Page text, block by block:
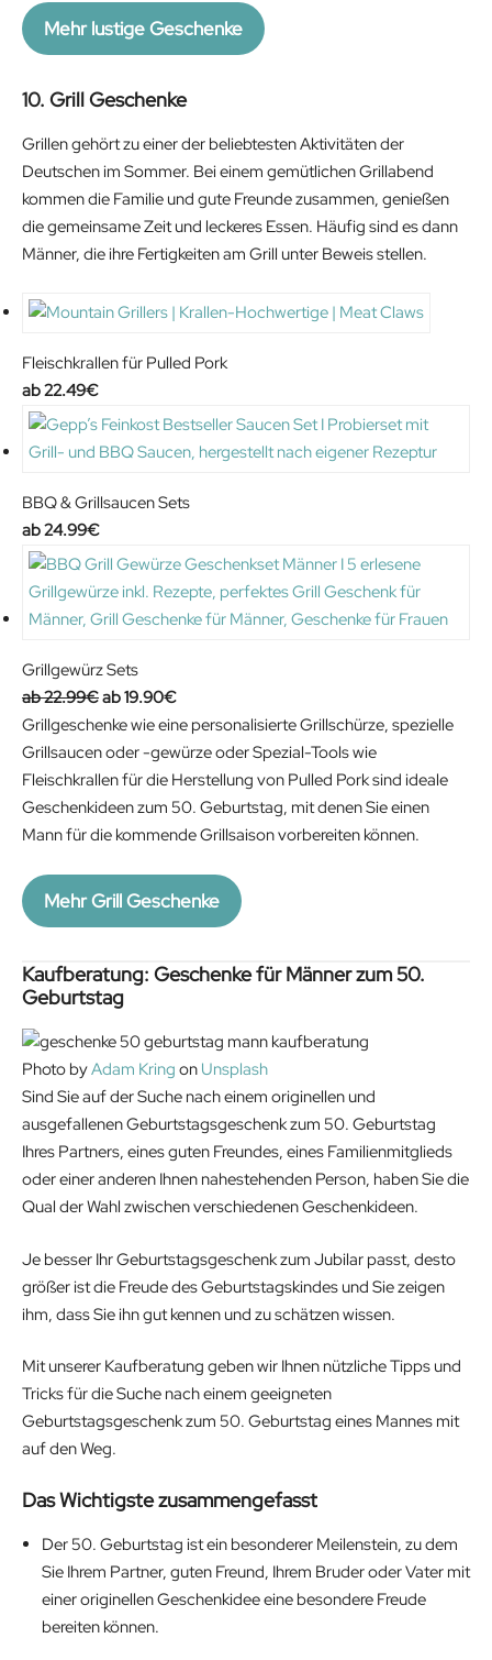
Mehr lustige Geschenke
10. Grill Geschenke
Grillen gehört zu einer der beliebtesten Aktivitäten der
Deutschen im Sommer. Bei einem gemütlichen Grillabend
kommen die Familie und gute Freunde zusammen, genießen
die gemeinsame Zeit und leckeres Essen. Häufig sind es dann
Männer, die ihre Fertigkeiten am Grill unter Beweis stellen.
Fleischkrallen für Pulled Pork
22.49€
BBQ & Grillsaucen Sets
24.99€
Grillgewürz Sets
22.99€O
r
i
g
i
n
l
i
c
w
a
s
:
2
2
.
19.90€C
u
r
r
e
n
c
s
1
9
.
9
0
Grillgeschenke wie eine personalisierte Grillschürze, spezielle
Grillsaucen oder -gewürze oder Spezial-Tools wie
Fleischkrallen für die Herstellung von Pulled Pork sind ideale
Geschenkideen zum 50. Geburtstag, mit denen Sie einen
Mann für die kommende Grillsaison vorbereiten können.
Mehr Grill Geschenke
Kaufberatung: Geschenke für Männer zum 50.
Geburtstag
Photo byAdam Kring on Unsplash
Sind Sie auf der Suche nach einem originellen und
ausgefallenen Geburtstagsgeschenk zum 50. Geburtstag
Ihres Partners, eines guten Freundes, eines Familienmitglieds
oder einer anderen Ihnen nahestehenden Person, haben Sie die
Qual der Wahl zwischen verschiedenen Geschenkideen.
Je besser Ihr Geburtstagsgeschenk zum Jubilar passt, desto
größer ist die Freude des Geburtstagskindes und Sie zeigen
ihm, dass Sie ihn gut kennen und zu schätzen wissen.
Mit unserer Kaufberatung geben wir Ihnen nützliche Tipps und
Tricks für die Suche nach einem geeigneten
Geburtstagsgeschenk zum 50. Geburtstag eines Mannes mit
auf den Weg.
Das Wichtigste zusammengefasst
Der 50. Geburtstag ist ein besonderer Meilenstein, zu dem
Sie Ihrem Partner, guten Freund, Ihrem Bruder oder Vater mit
einer originellen Geschenkidee eine besondere Freude
bereiten können.